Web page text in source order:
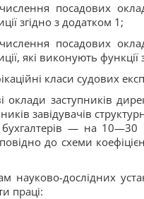
посадових
згідно з додатком 1;
посадових
які виконують
класи судових
заступників
завідувачів
— на 10—30
до схеми
науково-дослідних
праці: